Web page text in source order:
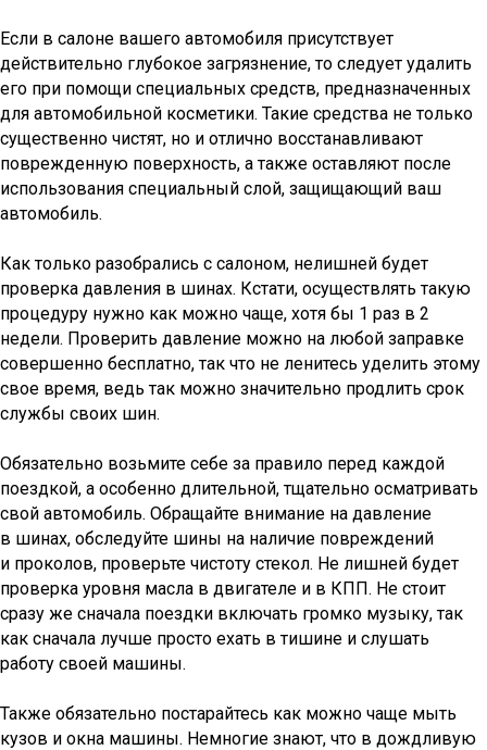
Если в салоне вашего автомобиля присутствует
действительно глубокое загрязнение, то следует удалить
его при помощи специальных средств, предназначенных
для автомобильной косметики. Такие средства не только
существенно чистят, но и отлично восстанавливают
поврежденную поверхность, а также оставляют после
использования специальный слой, защищающий ваш
автомобиль.
Как только разобрались с салоном, нелишней будет
проверка давления в шинах. Кстати, осуществлять такую
процедуру нужно как можно чаще, хотя бы 1 раз в 2
недели. Проверить давление можно на любой заправке
совершенно бесплатно, так что не ленитесь уделить этому
свое время, ведь так можно значительно продлить срок
службы своих шин.
Обязательно возьмите себе за правило перед каждой
поездкой, а особенно длительной, тщательно осматривать
свой автомобиль. Обращайте внимание на давление
в шинах, обследуйте шины на наличие повреждений
и проколов, проверьте чистоту стекол. Не лишней будет
проверка уровня масла в двигателе и в КПП. Не стоит
сразу же сначала поездки включать громко музыку, так
как сначала лучше просто ехать в тишине и слушать
работу своей машины.
Также обязательно постарайтесь как можно чаще мыть
кузов и окна машины. Немногие знают, что в дождливую